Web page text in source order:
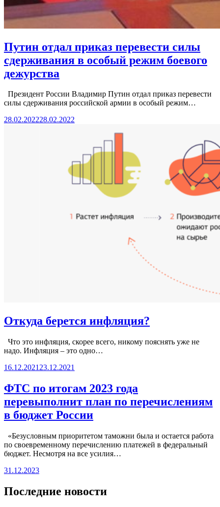
Путин отдал приказ перевести силы
сдерживания в особый режим боевого
дежурства
Президент России Владимир Путин отдал приказ перевести
силы сдерживания российской армии в особый режим…
28.02.202228.02.2022
Откуда берется инфляция?
Что это инфляция, скорее всего, никому пояснять уже не
надо. Инфляция – это одно…
16.12.2021 23.12.2021
ФТС по итогам 2023 года
перевыполнит план по перечислениям
в бюджет России
«Безусловным приоритетом таможни была и остается работа
по своевременному перечислению платежей в федеральный
бюджет. Несмотря на все усилия…
31.12.2023
Последние новости